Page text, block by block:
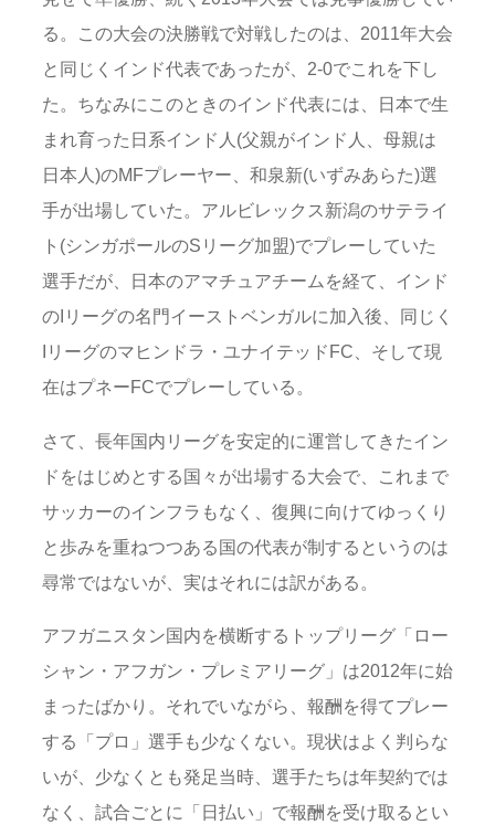
る。この大会の決勝戦で対戦したのは、2011年大会
と同じくインド代表であったが、2-0でこれを下し
た。ちなみにこのときのインド代表には、日本で生
まれ育った日系インド人(父親がインド人、母親は
日本人)のMFプレーヤー、和泉新(いずみあらた)選
手が出場していた。アルビレックス新潟のサテライ
ト(シンガポールのSリーグ加盟)でプレーしていた
選手だが、日本のアマチュアチームを経て、インド
のIリーグの名門イーストベンガルに加入後、同じく
Iリーグのマヒンドラ・ユナイテッドFC、そして現
在はプネーFCでプレーしている。
さて、長年国内リーグを安定的に運営してきたイン
ドをはじめとする国々が出場する大会で、これまで
サッカーのインフラもなく、復興に向けてゆっくり
と歩みを重ねつつある国の代表が制するというのは
尋常ではないが、実はそれには訳がある。
アフガニスタン国内を横断するトップリーグ「ロー
シャン・アフガン・プレミアリーグ」は2012年に始
まったばかり。それでいながら、報酬を得てプレー
する「プロ」選手も少なくない。現状はよく判らな
いが、少なくとも発足当時、選手たちは年契約では
なく、試合ごとに「日払い」で報酬を受け取るとい